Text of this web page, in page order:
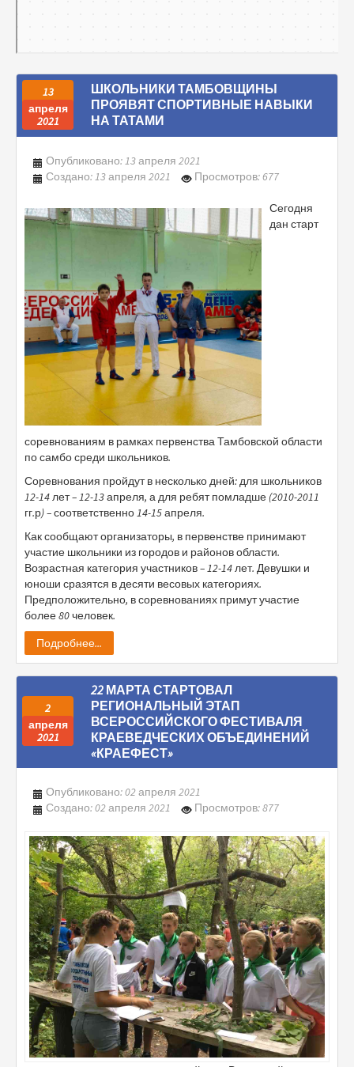
13
апреля
2021
ШКОЛЬНИКИ ТАМБОВЩИНЫ
ПРОЯВЯТ СПОРТИВНЫЕ НАВЫКИ
НА ТАТАМИ
Опубликовано: 13 апреля 2021
Создано: 13 апреля 2021
Просмотров: 677
Сегодня
дан старт
соревнованиям в рамках первенства Тамбовской области
по самбо среди школьников.
Соревнования пройдут в несколько дней: для школьников
12-14 лет – 12-13 апреля, а для ребят помладше (2010-2011
гг.р) – соответственно 14-15 апреля.
Как сообщают организаторы, в первенстве принимают
участие школьники из городов и районов области.
Возрастная категория участников – 12-14 лет. Девушки и
юноши сразятся в десяти весовых категориях.
Предположительно, в соревнованиях примут участие
более 80 человек.
Подробнее...
2
апреля
2021
22 МАРТА СТАРТОВАЛ
РЕГИОНАЛЬНЫЙ ЭТАП
ВСЕРОССИЙСКОГО ФЕСТИВАЛЯ
КРАЕВЕДЧЕСКИХ ОБЪЕДИНЕНИЙ
«КРАЕФЕСТ»
Опубликовано: 02 апреля 2021
Создано: 02 апреля 2021
Просмотров: 877